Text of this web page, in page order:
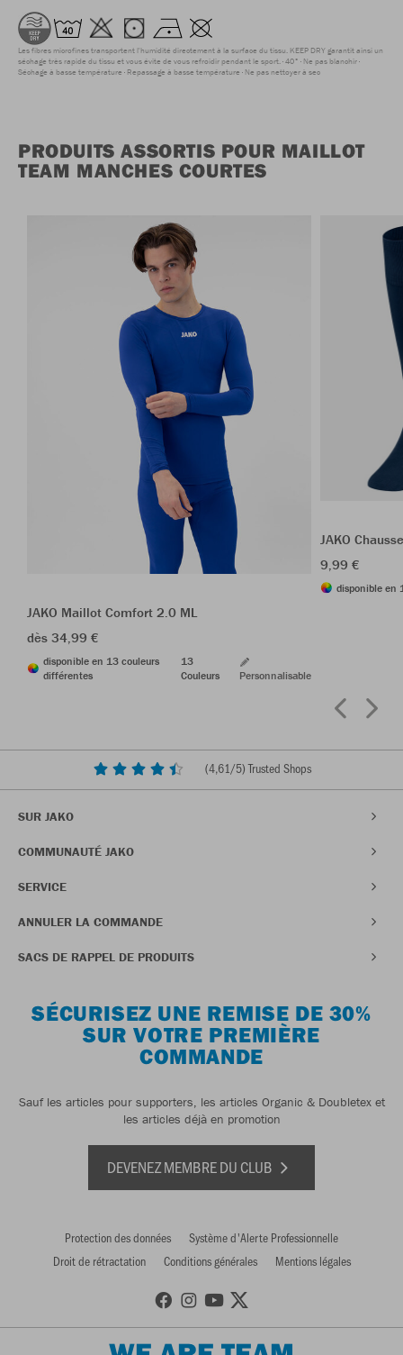
Les fibres microfines transportent l'humidité directement à la surface du tissu. KEEP DRY garantit ainsi un
séchage très rapide du tissu et vous évite de vous refroidir pendant le sport. 40° Ne pas blanchir
Séchage à basse température Repassage à basse température Ne pas nettoyer à sec
PRODUITS ASSORTIS POUR MAILLOT
TEAM MANCHES COURTES
JAKO Maillot Comfort 2.0 ML
dès 34,99 €
disponible en 13 couleurs
différentes
13
Couleurs
Personnalisable
JAKO
9,99 €
disponible en
(4,61/5) Trusted Shops
SUR JAKO
COMMUNAUTÉ JAKO
SERVICE
ANNULER LA COMMANDE
SACS DE RAPPEL DE PRODUITS
SÉCURISEZ UNE REMISE DE 30%
SUR VOTRE PREMIÈRE
COMMANDE
Sauf les articles pour supporters, les articles Organic & Doubletex et
les articles déjà en promotion
DEVENEZ MEMBRE DU CLUB
Protection des données
Système d'Alerte Professionnelle
Droit de rétractation
Conditions générales Mentions légales